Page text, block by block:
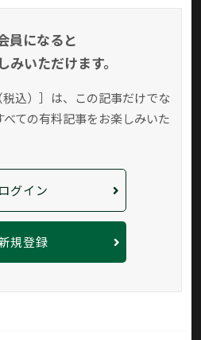
員になると
みいただけます。
込）］は、この記事だけでな
ての有料記事をお楽しみいた
ログイン
規登録